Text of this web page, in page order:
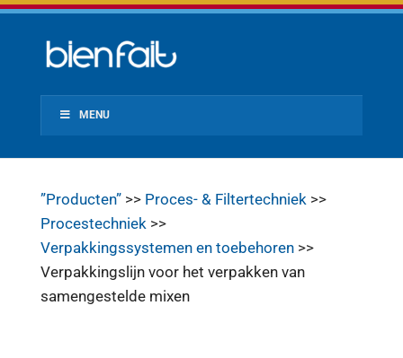
MENU
”Producten”>> Proces- & Filtertechniek>>
Procestechniek>>
Verpakkingssystemen en toebehoren>>
Verpakkingslijn voor het verpakken van
samengestelde mixen